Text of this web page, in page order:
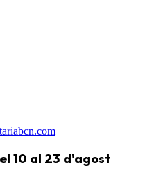
10 al 23 d'agost